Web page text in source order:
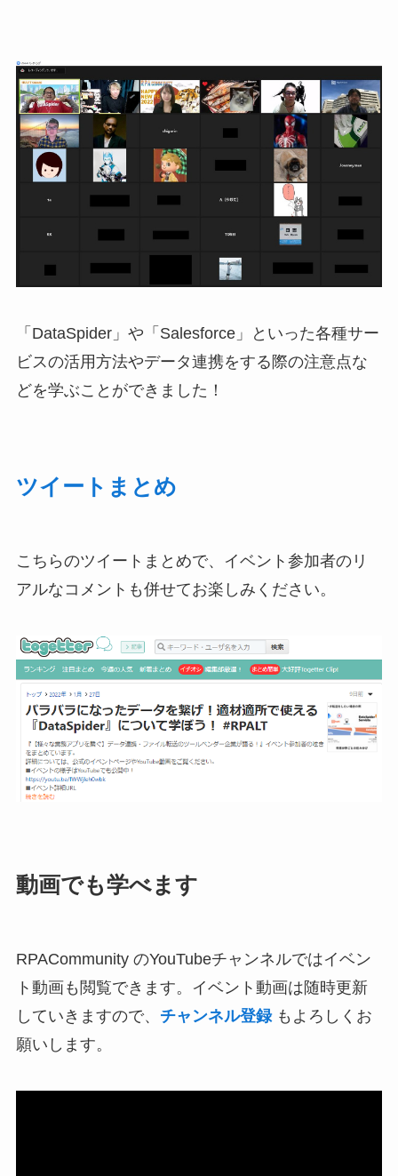
「DataSpider」や「Salesforce」といった各種サー
ビスの活用方法やデータ連携をする際の注意点な
どを学ぶことができました！
ツイートまとめ
こちらのツイートまとめで、イベント参加者のリ
アルなコメントも併せてお楽しみください。
動画でも学べます
RPACommunity のYouTubeチャンネルではイベン
ト動画も閲覧できます。イベント動画は随時更新
していきますので、 チャンネル登録もよろしくお
願いします。